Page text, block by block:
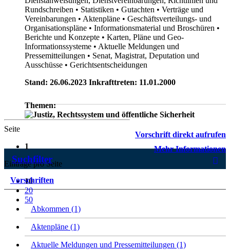
Rundschreiben • Statistiken • Gutachten • Verträge und
Vereinbarungen • Aktenpläne • Geschäftsverteilungs- und
Organisationspläne • Informationsmaterial und Broschüren •
Berichte und Konzepte • Karten, Pläne und Geo-
Informationssysteme • Aktuelle Meldungen und
Pressemitteilungen • Senat, Magistrat, Deputation und
Ausschüsse • Gerichtsentscheidungen
Stand: 26.06.2023 Inkrafttreten: 11.01.2000
Themen:
Vorschrift direkt aufrufen
Mehr Informationen
Seite
1
Einträge pro Seite
10
20
50
Suchfilter
Vorschriften
Abkommen (1)
Aktenpläne (1)
Aktuelle Meldungen und Pressemitteilungen (1)